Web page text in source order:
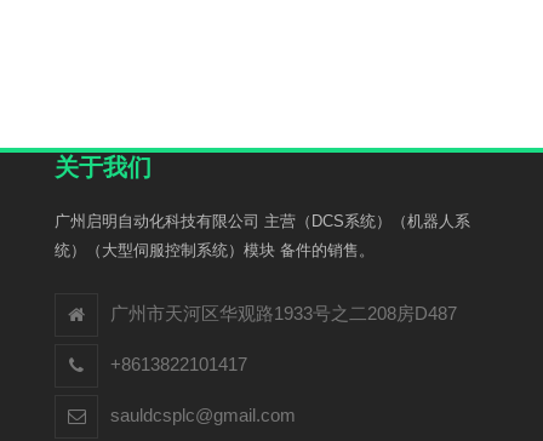
关于我们
广州启明自动化科技有限公司 主营（DCS系统）（机器人系
统）（大型伺服控制系统）模块 备件的销售。
广州市天河区华观路1933号之二208房D487
+8613822101417
sauldcsplc@gmail.com